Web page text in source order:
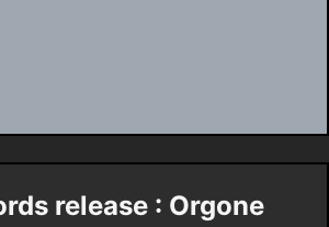
release : Orgone